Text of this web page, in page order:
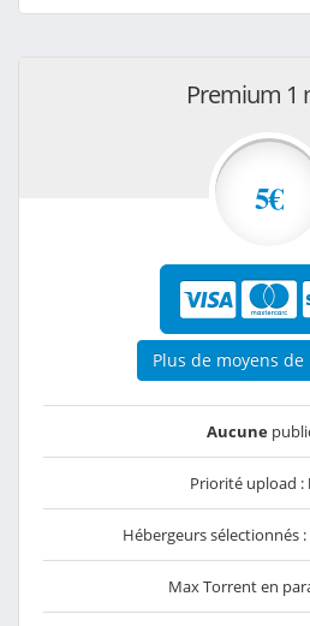
Premium 1
5€
Plus de moyens
Aucune
Priorité upload :
Hébergeurs sélectionnés :
Max Torrent en